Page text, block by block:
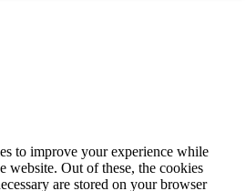
to improve your experience while
website. Out of these, the cookies
are stored on your browser